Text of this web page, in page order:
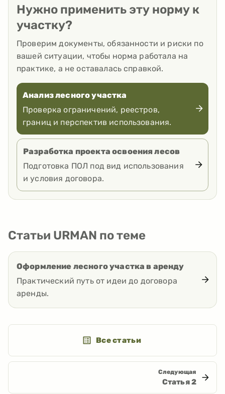
Нужно применить эту норму к
участку?
Проверим документы, обязанности и риски по
вашей ситуации, чтобы норма работала на
практике, а не оставалась справкой.
Анализ лесного участка
Проверка ограничений, реестров,
границ и перспектив использования.
Разработка проекта освоения лесов
Подготовка ПОЛ под вид использования
и условия договора.
Статьи URMAN по теме
Оформление лесного участка в аренду
Практический путь от идеи до договора
аренды.
Все статьи
Следующая
Статья2